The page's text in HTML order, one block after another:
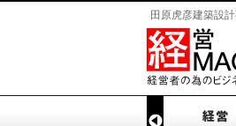
田原虎彦建築設